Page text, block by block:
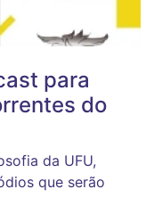
para
do
da UFU,
que serão